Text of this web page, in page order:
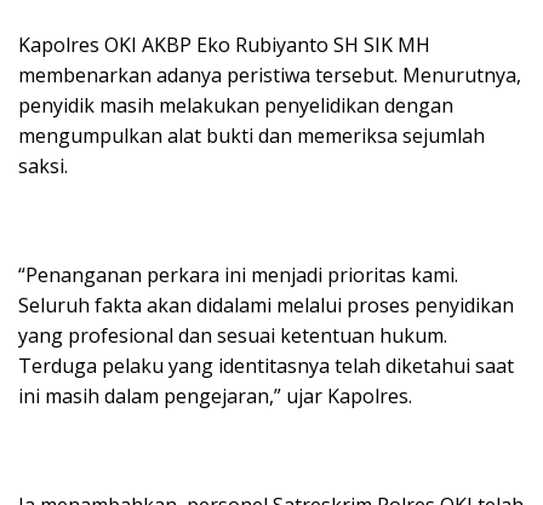
Kapolres OKI AKBP Eko Rubiyanto SH SIK MH
membenarkan adanya peristiwa tersebut. Menurutnya,
penyidik masih melakukan penyelidikan dengan
mengumpulkan alat bukti dan memeriksa sejumlah
saksi.
“Penanganan perkara ini menjadi prioritas kami.
Seluruh fakta akan didalami melalui proses penyidikan
yang profesional dan sesuai ketentuan hukum.
Terduga pelaku yang identitasnya telah diketahui saat
ini masih dalam pengejaran,” ujar Kapolres.